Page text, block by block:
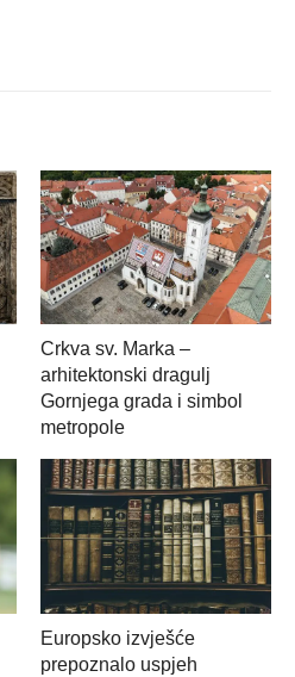
Crkva sv. Marka –
arhitektonski dragulj
Gornjega grada i simbol
metropole
Europsko izvješće
prepoznalo uspjeh